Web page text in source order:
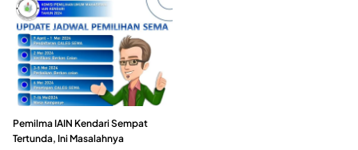
Pemilma IAIN Kendari Sempat
Tertunda, Ini Masalahnya